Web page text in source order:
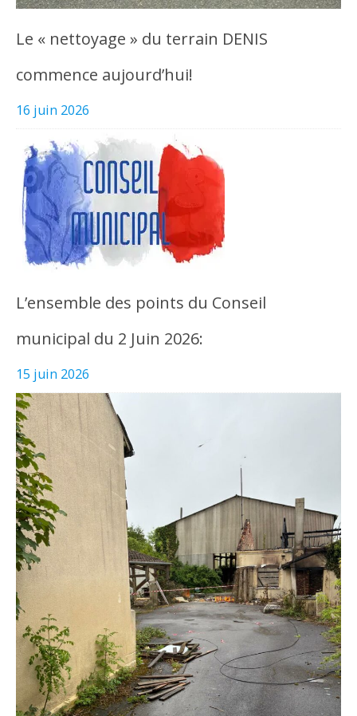
Le « nettoyage » du terrain DENIS
commence aujourd’hui!
16 juin 2026
L’ensemble des points du Conseil
municipal du 2 Juin 2026:
15 juin 2026